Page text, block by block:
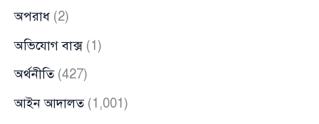
মারলেন
এএসআই
অপরাধ (2)
অভিযোগ বাক্স(1)
অর্থনীতি(427)
আইন আদালত(1,001)